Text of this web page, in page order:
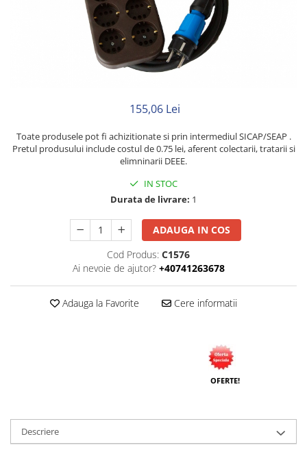
155,06 Lei
Toate produsele pot fi achizitionate si prin intermediul SICAP/SEAP .
Pretul produsului include costul de 0.75 lei, aferent colectarii, tratarii si
elimninarii DEEE.
IN STOC
Durata de livrare: 1
ADAUGA IN COS
Cod Produs: C1576
Ai nevoie de ajutor? +40741263678
Adauga la Favorite Cere informatii
OFERTE!
Descriere